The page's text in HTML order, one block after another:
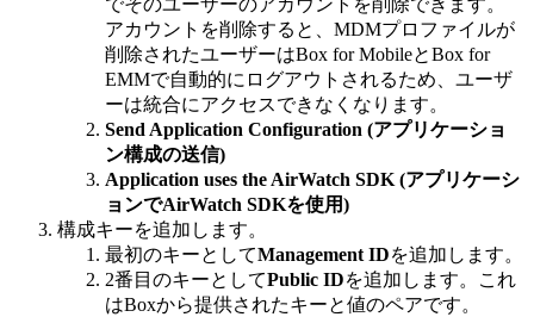
でそのユーザーのアカウントを削除できます。
アカウントを削除すると、MDMプロファイルが
削除されたユーザーはBox for MobileとBox for
EMMで自動的にログアウトされるため、ユーザ
ーは統合にアクセスできなくなります。
Send Application Configuration (アプリケーショ
ン構成の送信)
Application uses the AirWatch SDK (アプリケーシ
ョンでAirWatch SDKを使用)
構成キーを追加します。
最初のキーとしてManagement IDを追加します。
2番目のキーとしてPublic IDを追加します。これ
はBoxから提供されたキーと値のペアです。